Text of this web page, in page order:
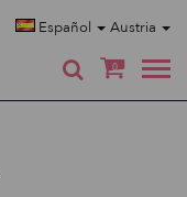
Español Austria
0